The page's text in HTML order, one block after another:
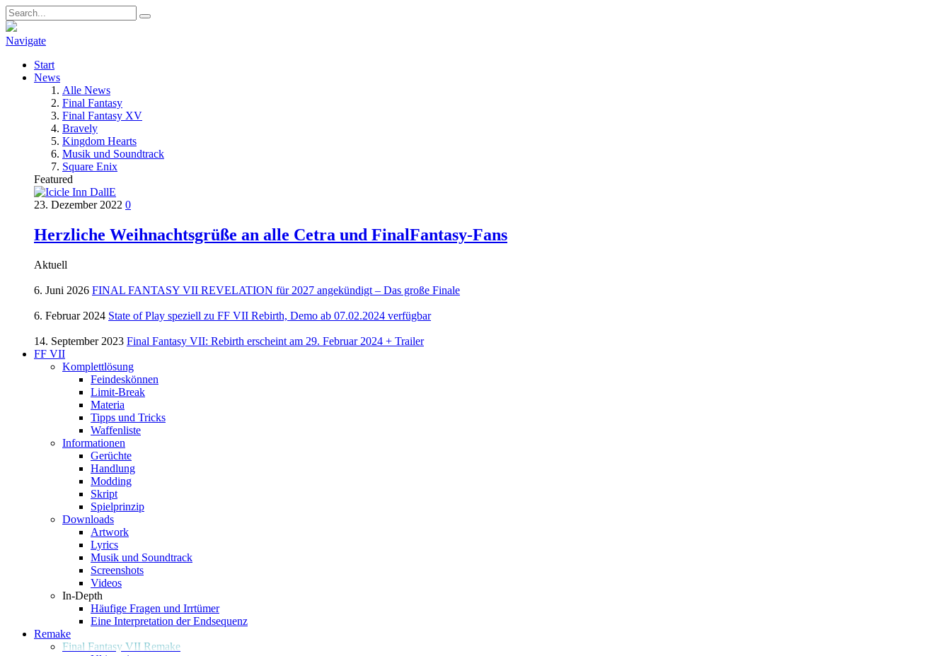
Navigate
Start
News
Alle News
Final Fantasy
Final Fantasy XV
Bravely
Kingdom Hearts
Musik und Soundtrack
Square Enix
Featured
23. Dezember 2022 0
Herzliche Weihnachtsgrüße an alle Cetra und FinalFantasy-Fans
Aktuell
6. Juni 2026 FINAL FANTASY VII REVELATION für 2027 angekündigt – Das große Finale
6. Februar 2024 State of Play speziell zu FF VII Rebirth, Demo ab 07.02.2024 verfügbar
14. September 2023 Final Fantasy VII: Rebirth erscheint am 29. Februar 2024 + Trailer
FF VII
Komplettlösung
Feindeskönnen
Limit-Break
Materia
Tipps und Tricks
Waffenliste
Informationen
Gerüchte
Handlung
Modding
Skript
Spielprinzip
Downloads
Artwork
Lyrics
Musik und Soundtrack
Screenshots
Videos
In-Depth
Häufige Fragen und Irrtümer
Eine Interpretation der Endsequenz
Remake
Final Fantasy VII Remake